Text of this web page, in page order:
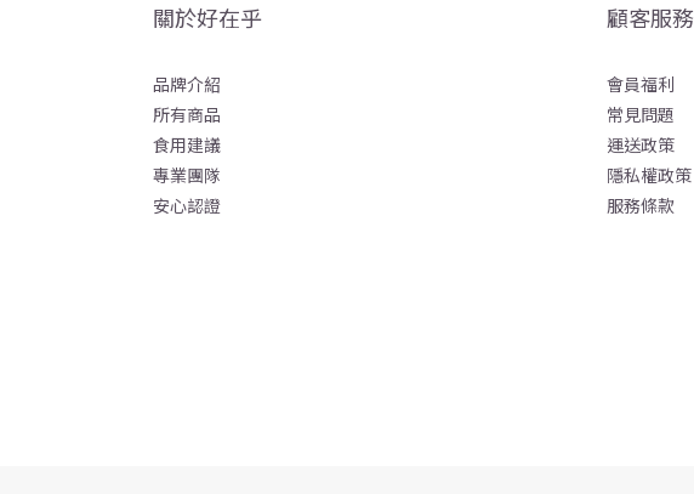
關於好在乎
品牌介紹
所有商品
食用建議
專業團隊
安心認證
顧客服務
會員福利
常見問題
運送政策
隱私權政策
服務條款